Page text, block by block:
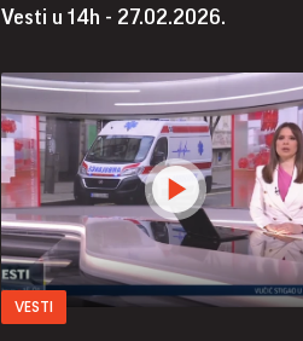
Vesti u 14h - 27.02.2026.
VESTI